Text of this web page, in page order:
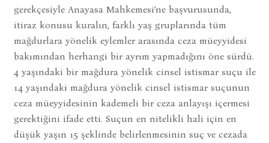
gerekçesiyle Anayasa Mahkemesi’ne başvurusunda,
itiraz konusu kuralın, farklı yaş gruplarında tüm
mağdurlara yönelik eylemler arasında ceza müeyyidesi
bakımından herhangi bir ayrım yapmadığını öne sürdü.
4 yaşındaki bir mağdura yönelik cinsel istismar suçu ile
14 yaşındaki mağdura yönelik cinsel istismar suçunun
ceza müeyyidesinin kademeli bir ceza anlayışı içermesi
gerektiğini ifade etti. Suçun en nitelikli hali için en
düşük yaşın 15 şeklinde belirlenmesinin suç ve cezada